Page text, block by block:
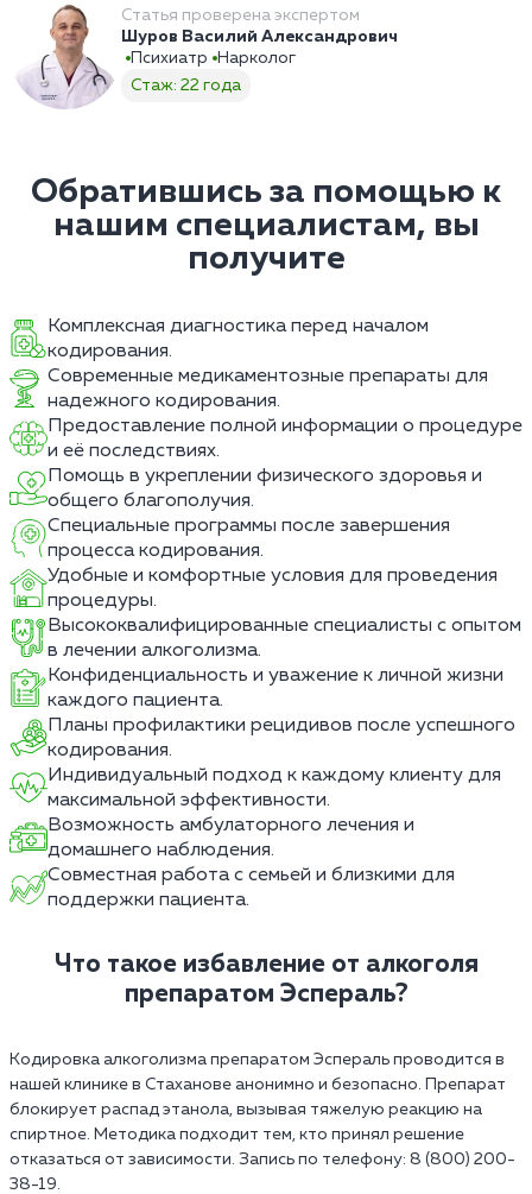
Статья проверена экспертом
Шуров Василий Александрович
Психиатр
Нарколог
Стаж: 22 года
Обратившись за помощью к
нашим специалистам, вы
получите
Комплексная диагностика перед началом
кодирования.
Современные медикаментозные препараты для
надежного кодирования.
Предоставление полной информации о процедуре
и её последствиях.
Помощь в укреплении физического здоровья и
общего благополучия.
Специальные программы после завершения
процесса кодирования.
Удобные и комфортные условия для проведения
процедуры.
Высококвалифицированные специалисты с опытом
в лечении алкоголизма.
Конфиденциальность и уважение к личной жизни
каждого пациента.
Планы профилактики рецидивов после успешного
кодирования.
Индивидуальный подход к каждому клиенту для
максимальной эффективности.
Возможность амбулаторного лечения и
домашнего наблюдения.
Совместная работа с семьей и близкими для
поддержки пациента.
Что такое избавление от алкоголя
препаратом Эспераль?
Кодировка алкоголизма препаратом Эспераль проводится в
нашей клинике в Стаханове анонимно и безопасно. Препарат
блокирует распад этанола, вызывая тяжелую реакцию на
спиртное. Методика подходит тем, кто принял решение
отказаться от зависимости. Запись по телефону: 8 (800) 200-
38-19.